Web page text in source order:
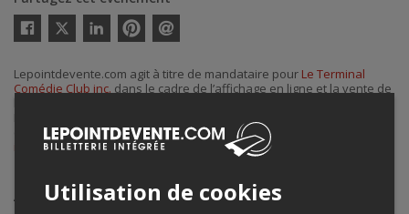
Twitter
courriel
Lepointdevente.com agit à titre de mandataire pour Le Terminal
Comédie Club inc. dans le cadre de l’affichage en ligne et la vente de
contacter l’organisateur de l’événement,Le Terminal Comédie Club
, àinfo@leterminalcomedieclub.comou au+1 438-888-3364
Achat de billets
Utilisation de cookies